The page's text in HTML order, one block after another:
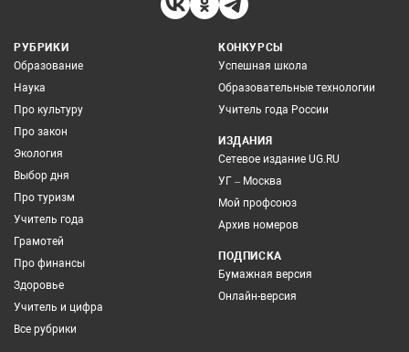
РУБРИКИ
Образование
Наука
Про культуру
Про закон
Экология
Выбор дня
Про туризм
Учитель года
Грамотей
Про финансы
Здоровье
Учитель и цифра
Все рубрики
КОНКУРСЫ
Успешная школа
Образовательные технологии
Учитель года России
ИЗДАНИЯ
Сетевое издание UG.RU
УГ – Москва
Мой профсоюз
Архив номеров
ПОДПИСКА
Бумажная версия
Онлайн-версия